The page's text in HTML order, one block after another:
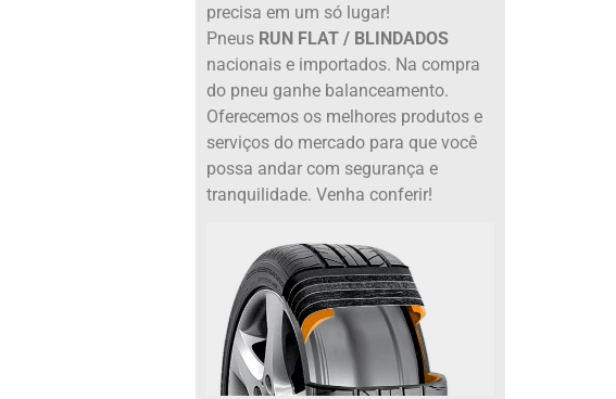
precisa em um só lugar!
Pneus RUN FLAT / BLINDADOS
nacionais e importados. Na compra
do pneu ganhe balanceamento.
Oferecemos os melhores produtos e
serviços do mercado para que você
possa andar com segurança e
tranquilidade. Venha conferir!